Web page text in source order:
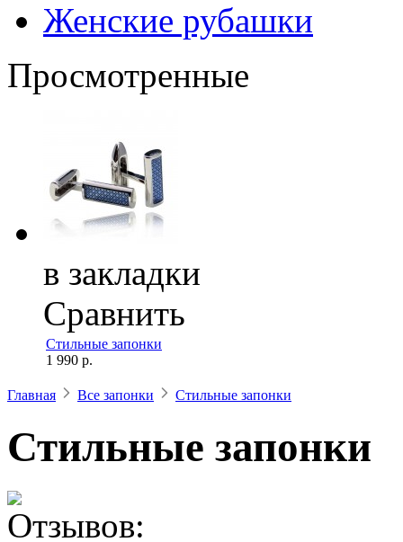
Женские рубашки
Просмотренные
в закладки
Сравнить
Стильные запонки
1 990 р.
Главная Все запонки Стильные запонки
Стильные запонки